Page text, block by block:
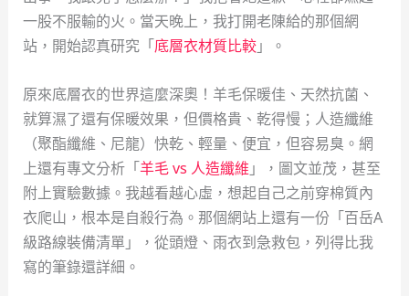
一股不服輸的火。當天晚上，我打開老陳給的那個網
站，開始認真研究「底層衣材質比較」。
原來底層衣的世界這麼深奧！羊毛保暖佳、天然抗菌、
就算濕了還有保暖效果，但價格貴、乾得慢；人造纖維
（聚酯纖維、尼龍）快乾、輕量、便宜，但容易臭。網
上還有專文分析「羊毛 vs 人造纖維 」，圖文並茂，甚至
附上實驗數據。我越看越心虛，想起自己之前穿棉質內
衣爬山，根本是自殺行為。那個網站上還有一份「百岳A
級路線裝備清單」，從頭燈、雨衣到急救包，列得比我
寫的筆錄還詳細。